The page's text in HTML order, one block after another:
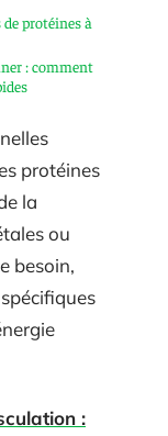
protéines à
: comment
protéines
la
ou
besoin,
: